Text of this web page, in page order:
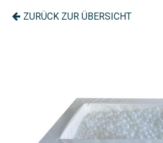
ZURÜCK ZUR ÜBERSICHT